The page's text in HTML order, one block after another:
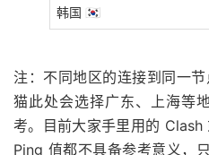
韩国 🇰🇷
注：不同地区的连接到同一
猫此处会选择广东、上海等
考。目前大家手里用的
Ping 值都不具备参考意义，